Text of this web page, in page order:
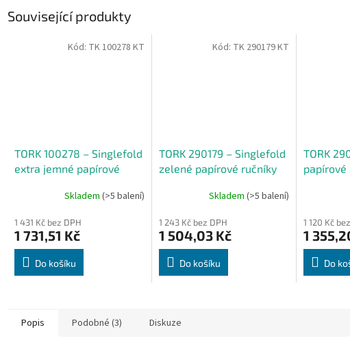
Související produkty
TORK 100278 – Singlefold
extra jemné papírové
200ks- Karton
Skladem (>5 balení)
1 431 Kč bez DPH
1 731,51 Kč
Do košíku
Kód: TK 100278 KT
TORK 290179 – Singlefold
zelené papírové ručníky
Skladem (>5 balení)
1 243 Kč bez DPH
1 504,03 Kč
Do košíku
Kód: TK 290179 KT
TORK
papírové
1 120 Kč
1
Do
Popis Podobné (3) Diskuze